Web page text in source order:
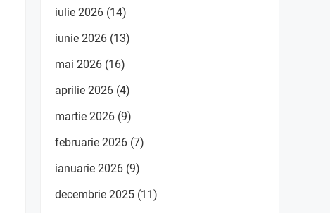
iulie 2026 (14)
iunie 2026 (13)
mai 2026 (16)
aprilie 2026 (4)
martie 2026 (9)
februarie 2026 (7)
ianuarie 2026 (9)
decembrie 2025 (11)